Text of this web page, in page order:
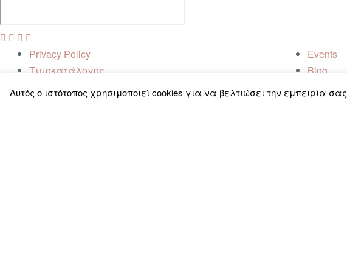
Privacy Policy
Τιμοκατάλογος
Επικοινωνία
Events
Blog
Αυτός ο ιστότοπος χρησιμοποιεί cookies για να βελτιώσει την εμπειρία